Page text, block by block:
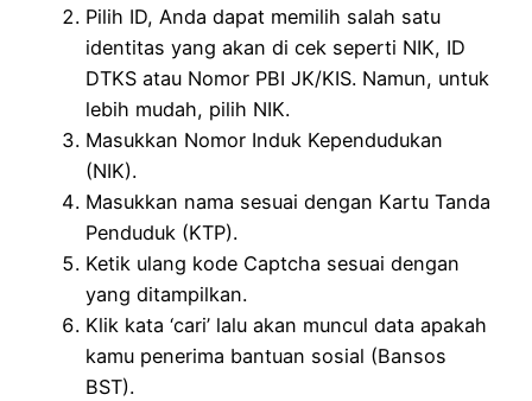
Pilih ID, Anda dapat memilih salah satu
identitas yang akan di cek seperti NIK, ID
DTKS atau Nomor PBI JK/KIS. Namun, untuk
lebih mudah, pilih NIK.
Masukkan Nomor Induk Kependudukan
(NIK).
Masukkan nama sesuai dengan Kartu Tanda
Penduduk (KTP).
Ketik ulang kode Captcha sesuai dengan
yang ditampilkan.
Klik kata ‘cari’ lalu akan muncul data apakah
kamu penerima bantuan sosial (Bansos
BST).